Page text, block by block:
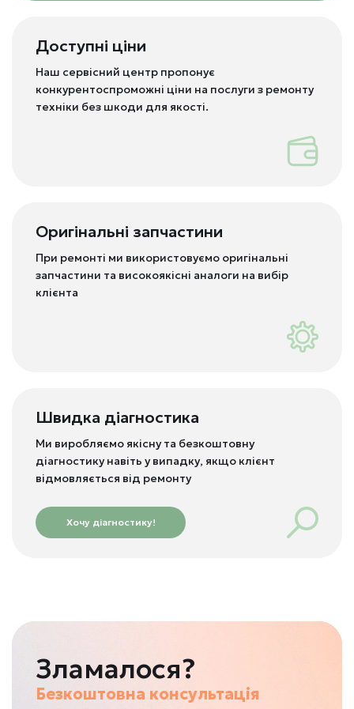
Доступні ціни
Наш сервісний центр пропонує
конкурентоспроможні ціни на послуги з ремонту
техніки без шкоди для якості.
Оригінальні запчастини
При ремонті ми використовуємо оригінальні
запчастини та високоякісні аналоги на вибір
клієнта
Швидка діагностика
Ми виробляємо якісну та безкоштовну
діагностику навіть у випадку, якщо клієнт
відмовляється від ремонту
Хочу діагностику!
Зламалося?
Безкоштовна консультація